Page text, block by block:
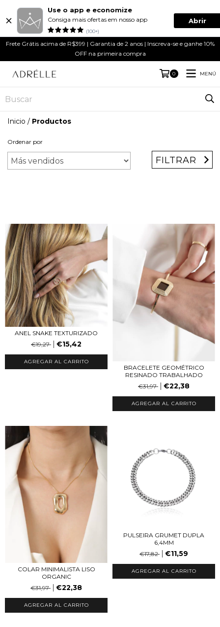
Use o app e economize
Consiga mais ofertas em nosso app
(100+)
Abrir
Frete Grátis acima de R$399 | Garantia de 2 anos | Inscreva-se e ganhe 10%
OFF na primeira compra
0 MENÚ
Inicio / Productos
Ordenar por
FILTRAR
ANEL SNAKE TEXTURIZADO
€19,27
€15,42
AGREGAR AL CARRITO
BRACELETE GEOMÉTRICO
RESINADO TRABALHADO
€31,97
€22,38
AGREGAR AL CARRITO
COLAR MINIMALISTA LISO
ORGANIC
€31,97
€22,38
AGREGAR AL CARRITO
PULSEIRA GRUMET DUPLA
6,4MM
€17,82
€11,59